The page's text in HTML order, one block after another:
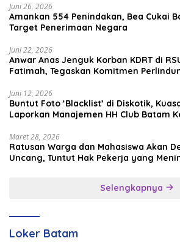
Juni 26, 2026
Amankan 554 Penindakan, Bea Cukai
Target Penerimaan Negara
Juni 22, 2026
Anwar Anas Jenguk Korban KDRT di
Fatimah, Tegaskan Komitmen
Juni 12, 2026
Buntut Foto ‘Blacklist’ di Diskotik,
Laporkan Manajemen HH Club Batam
Maret 28, 2026
Ratusan Warga dan Mahasiswa Akan
Uncang, Tuntut Hak Pekerja yang
Selengkapnya
Loker Batam